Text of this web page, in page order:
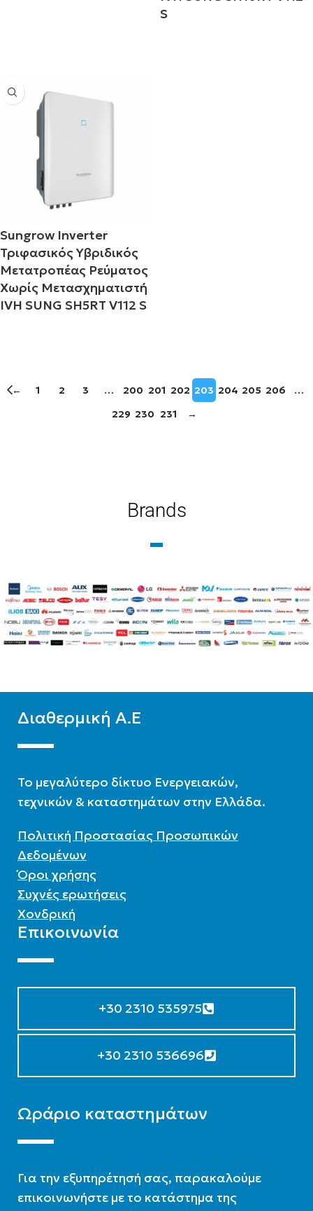
S
Sungrow Inverter
Τριφασικός Υβριδικός
Μετατροπέας Ρεύματος
Χωρίς Μετασχηματιστή
IVH SUNG SH5RT V112 S
← 1 2 3 … 200 201 202 203 204 205 206
…
229 230 231 →
Brands
Διαθερμική Α.Ε
To μεγαλύτερο δίκτυο Ενεργειακών,
τεχνικών & καταστημάτων στην Ελλάδα.
Πολιτική Προστασίας Προσωπικών
Δεδομένων
Όροι χρήσης
Συχνές ερωτήσεις
Χονδρική
Επικοινωνία
+30 2310 535975
+30 2310 536696
Ωράριο καταστημάτων
Για την εξυπηρέτησή σας, παρακαλούμε
επικοινωνήστε με το κατάστημα της